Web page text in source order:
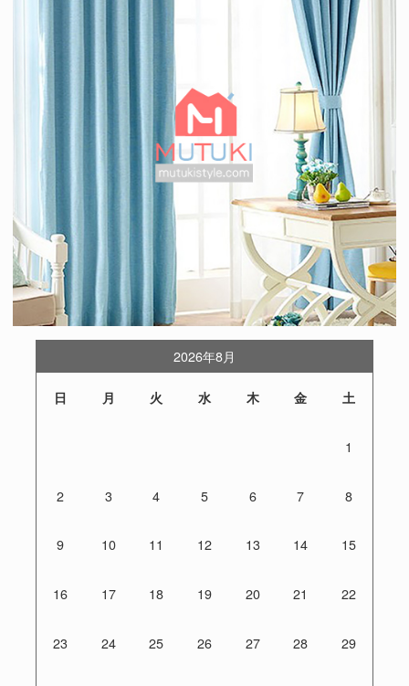
2026年8月
日 月 火 水 木 金 土
1
2 3 4 5 6 7 8
9 10 11 12 13 14 15
16 17 18 19 20 21 22
23 24 25 26 27 28 29